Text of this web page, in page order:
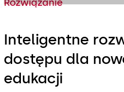
Rozwiązanie
Inteligentne
dostępu dla
edukacji